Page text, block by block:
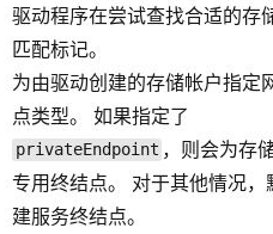
驱动程序在尝试查找合适的存
匹配标记。
为由驱动创建的存储帐户指定
点类型。 如果指定了
privateEndpoint ，则会为存
专用终结点。 对于其他情况，
建服务终结点。